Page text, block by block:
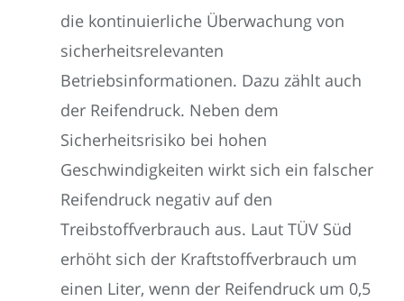
die kontinuierliche Überwachung von
sicherheitsrelevanten
Betriebsinformationen. Dazu zählt auch
der Reifendruck. Neben dem
Sicherheitsrisiko bei hohen
Geschwindigkeiten wirkt sich ein falscher
Reifendruck negativ auf den
Treibstoffverbrauch aus. Laut TÜV Süd
erhöht sich der Kraftstoffverbrauch um
einen Liter, wenn der Reifendruck um 0,5